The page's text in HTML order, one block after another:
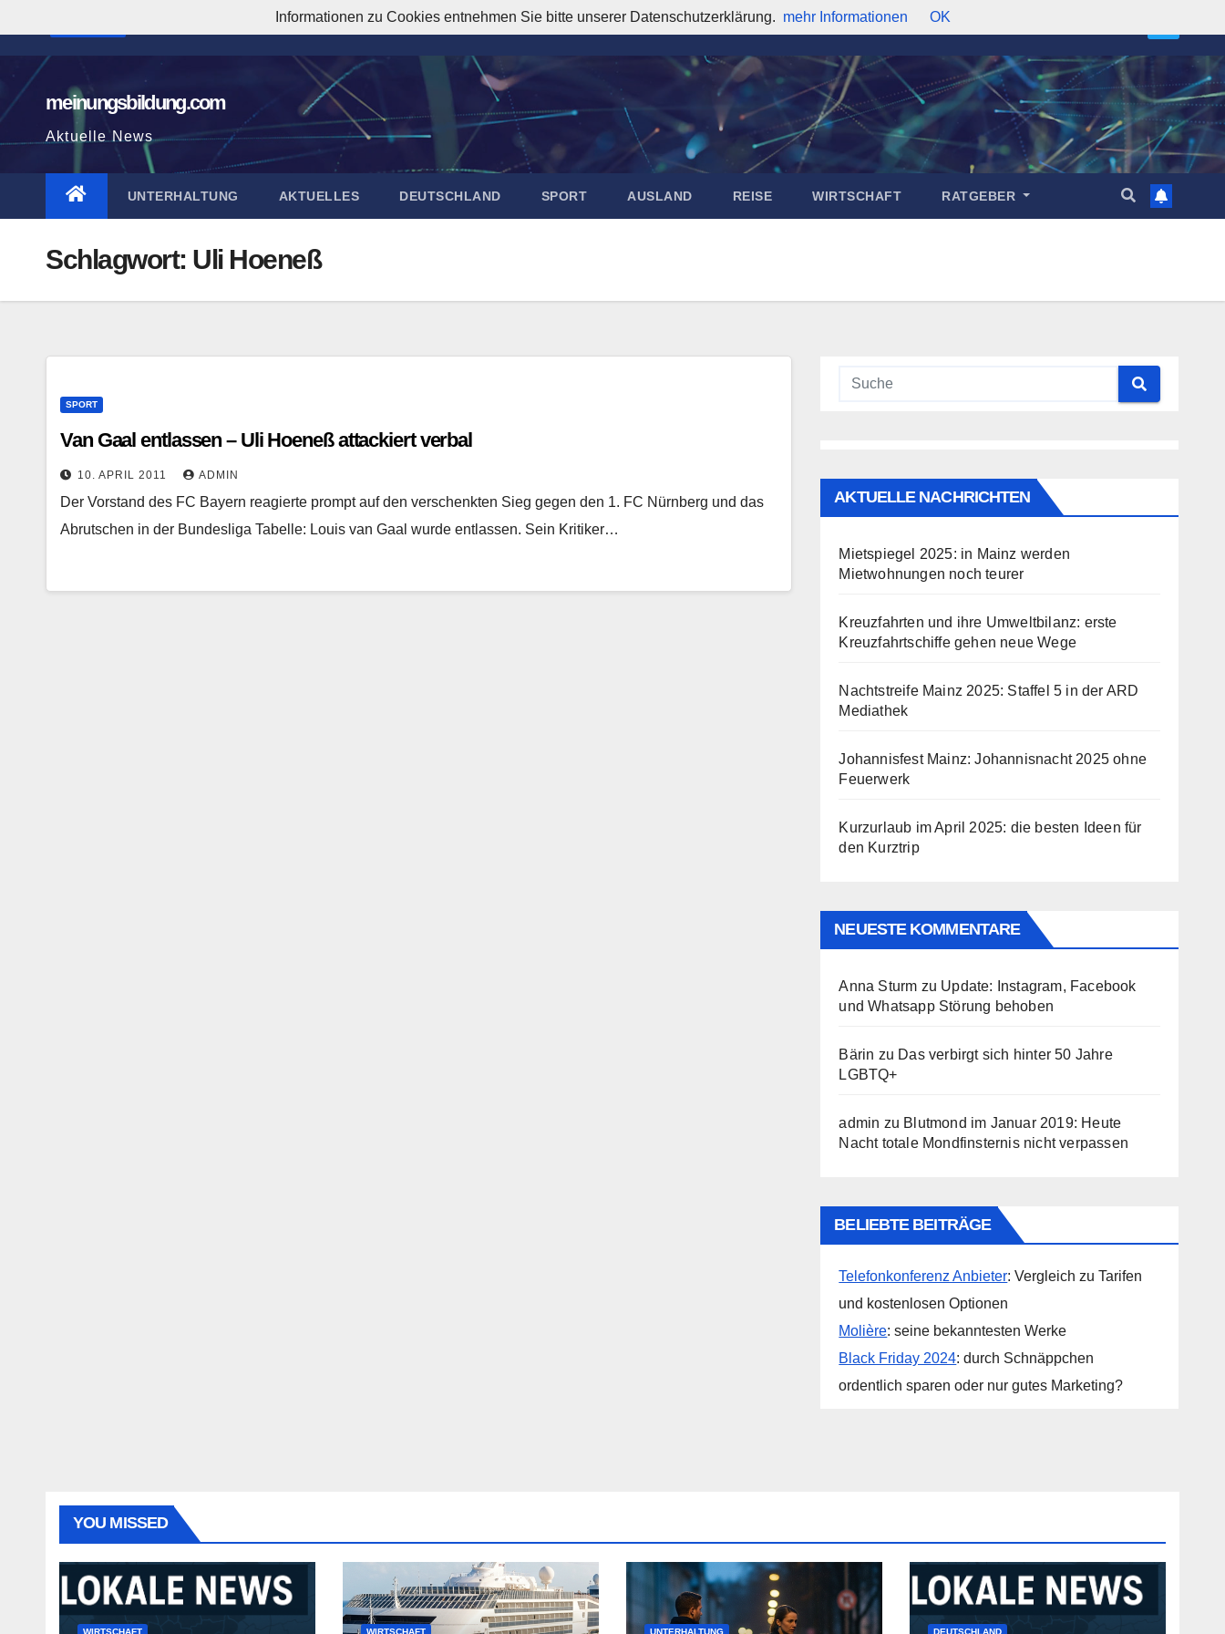
Inhalt
springen
meinungsbildung.com
Aktuelle News
UNTERHALTUNG AKTUELLES DEUTSCHLAND SPORT AUSLAND REISE WIRTSCHAFT RATGEBER
Schlagwort: Uli Hoeneß
SPORT
Van Gaal entlassen – Uli Hoeneß attackiert verbal
10. APRIL 2011 ADMIN
Der Vorstand des FC Bayern reagierte prompt auf den verschenkten Sieg gegen den 1. FC Nürnberg und das
Abrutschen in der Bundesliga Tabelle: Louis van Gaal wurde entlassen. Sein Kritiker…
AKTUELLE NACHRICHTEN
Mietspiegel 2025: in Mainz werden
Mietwohnungen noch teurer
Kreuzfahrten und ihre Umweltbilanz: erste
Kreuzfahrtschiffe gehen neue Wege
Nachtstreife Mainz 2025: Staffel 5 in der ARD
Mediathek
Johannisfest Mainz: Johannisnacht 2025 ohne
Feuerwerk
Kurzurlaub im April 2025: die besten Ideen für
den Kurztrip
NEUESTE KOMMENTARE
Anna Sturm zu Update: Instagram, Facebook
und Whatsapp Störung behoben
Bärin zu Das verbirgt sich hinter 50 Jahre
LGBTQ+
admin zu Blutmond im Januar 2019: Heute
Nacht totale Mondfinsternis nicht verpassen
BELIEBTE BEITRÄGE
Telefonkonferenz Anbieter: Vergleich zu Tarifen
und kostenlosen Optionen
Molière: seine bekanntesten Werke
Black Friday 2024: durch Schnäppchen
ordentlich sparen oder nur gutes Marketing?
YOU MISSED
WIRTSCHAFT WIRTSCHAFT UNTERHALTUNG DEUTSCHLAND
Informationen zu Cookies entnehmen Sie bitte unserer Datenschutzerklärung. mehr Informationen OK